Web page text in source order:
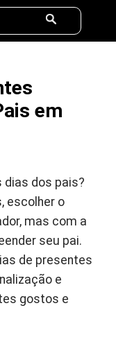
em
dias dos pais?
escolher o
mas com a
seu pai.
de presentes
e
gostos e